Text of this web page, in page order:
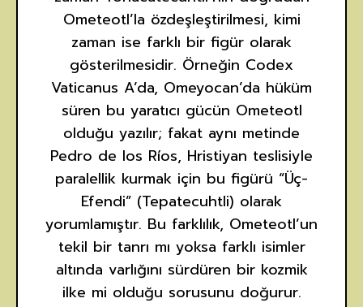
Ometeotl’la özdeşleştirilmesi, kimi
zaman ise farklı bir figür olarak
gösterilmesidir. Örneğin Codex
Vaticanus A’da, Omeyocan’da hüküm
süren bu yaratıcı gücün Ometeotl
olduğu yazılır; fakat aynı metinde
Pedro de los Ríos, Hristiyan teslisiyle
paralellik kurmak için bu figürü “Üç-
Efendi” (Tepatecuhtli) olarak
yorumlamıştır. Bu farklılık, Ometeotl’un
tekil bir tanrı mı yoksa farklı isimler
altında varlığını sürdüren bir kozmik
ilke mi olduğu sorusunu doğurur.